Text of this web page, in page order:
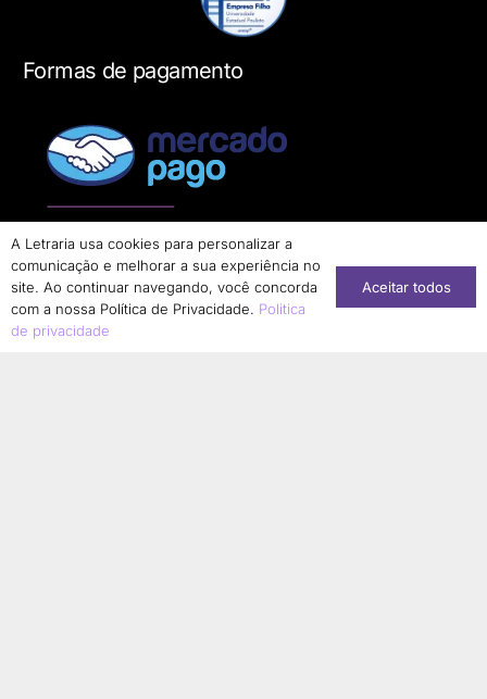
Formas de pagamento
A Letraria usa cookies para personalizar a
comunicação e melhorar a sua experiência no
site. Ao continuar navegando, você concorda
com a nossa Política de Privacidade. Politica
de privacidade
Aceitar todos